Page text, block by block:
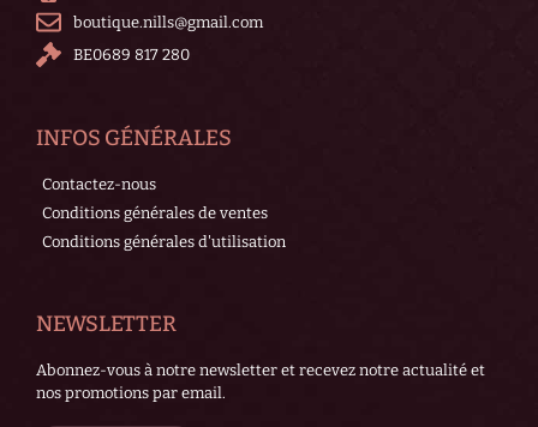
boutique.nills@gmail.com
BE0689 817 280
INFOS GÉNÉRALES
Contactez-nous
Conditions générales de ventes
Conditions générales d'utilisation
NEWSLETTER
Abonnez-vous à notre newsletter et recevez notre actualité et
nos promotions par email.